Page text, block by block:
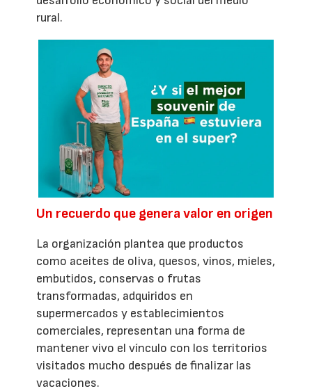
rural.
Un recuerdo que genera valor en origen
La organización plantea que productos
como aceites de oliva, quesos, vinos, mieles,
embutidos, conservas o frutas
transformadas, adquiridos en
supermercados y establecimientos
comerciales, representan una forma de
mantener vivo el vínculo con los territorios
visitados mucho después de finalizar las
vacaciones.